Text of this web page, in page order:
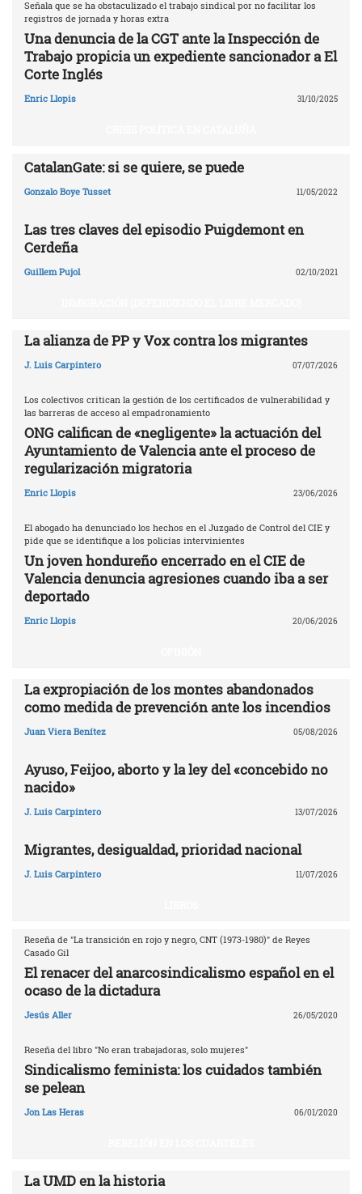
Señala que se ha obstaculizado el trabajo sindical por no facilitar los
registros de jornada y horas extra
Una denuncia de la CGT ante la Inspección de
Trabajo propicia un expediente sancionador a El
Corte Inglés
Enric Llopis 31/10/2025
CatalanGate: si se quiere, se puede
Gonzalo Boye Tusset 11/05/2022
Las tres claves del episodio Puigdemont en
Cerdeña
Guillem Pujol 02/10/2021
La alianza de PP y Vox contra los migrantes
J. Luis Carpintero 07/07/2026
Los colectivos critican la gestión de los certificados de vulnerabilidad y
las barreras de acceso al empadronamiento
ONG califican de «negligente» la actuación del
Ayuntamiento de Valencia ante el proceso de
regularización migratoria
Enric Llopis 23/06/2026
El abogado ha denunciado los hechos en el Juzgado de Control del CIE y
pide que se identifique a los policías intervinientes
Un joven hondureño encerrado en el CIE de
Valencia denuncia agresiones cuando iba a ser
deportado
Enric Llopis 20/06/2026
La expropiación de los montes abandonados
como medida de prevención ante los incendios
Juan Viera Benítez 05/08/2026
Ayuso, Feijoo, aborto y la ley del «concebido no
nacido»
J. Luis Carpintero 13/07/2026
Migrantes, desigualdad, prioridad nacional
J. Luis Carpintero 11/07/2026
Reseña de "La transición en rojo y negro, CNT (1973-1980)" de Reyes
Casado Gil
El renacer del anarcosindicalismo español en el
ocaso de la dictadura
Jesús Aller 26/05/2020
Reseña del libro "No eran trabajadoras, solo mujeres"
Sindicalismo feminista: los cuidados también
se pelean
Jon Las Heras 06/01/2020
La UMD en la historia